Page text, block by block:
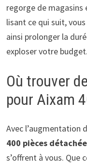
regorge de magasins
lisant ce qui suit,
ainsi prolonger la
exploser votre budget.
Où trouver
pour Aixam
Avec l’augmentation
400 pièces
s’offrent à vous. Que